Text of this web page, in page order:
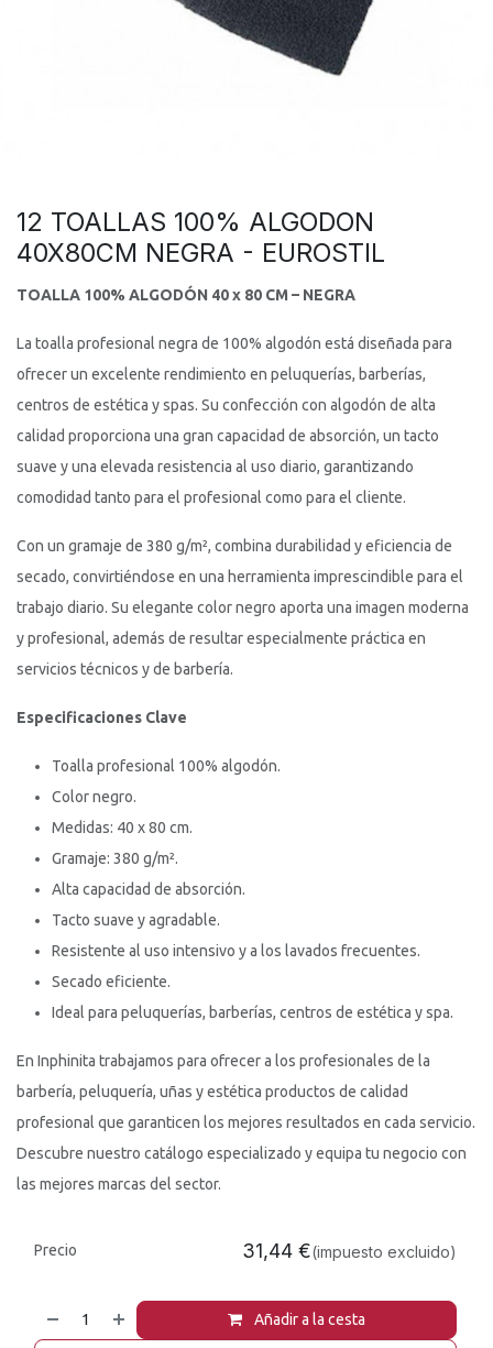
12 TOALLAS 100% ALGODON
40X80CM NEGRA - EUROSTIL
TOALLA 100% ALGODÓN 40 x 80 CM – NEGRA
La toalla profesional negra de 100% algodón está diseñada para
ofrecer un excelente rendimiento en peluquerías, barberías,
centros de estética y spas. Su confección con algodón de alta
calidad proporciona una gran capacidad de absorción, un tacto
suave y una elevada resistencia al uso diario, garantizando
comodidad tanto para el profesional como para el cliente.
Con un gramaje de 380 g/m², combina durabilidad y eficiencia de
secado, convirtiéndose en una herramienta imprescindible para el
trabajo diario. Su elegante color negro aporta una imagen moderna
y profesional, además de resultar especialmente práctica en
servicios técnicos y de barbería.
Especificaciones Clave
Toalla profesional 100% algodón.
Color negro.
Medidas: 40 x 80 cm.
Gramaje: 380 g/m².
Alta capacidad de absorción.
Tacto suave y agradable.
Resistente al uso intensivo y a los lavados frecuentes.
Secado eficiente.
Ideal para peluquerías, barberías, centros de estética y spa.
En Inphinita trabajamos para ofrecer a los profesionales de la
barbería, peluquería, uñas y estética productos de calidad
profesional que garanticen los mejores resultados en cada servicio.
Descubre nuestro catálogo especializado y equipa tu negocio con
las mejores marcas del sector.
Añadir a la cesta
Precio 31,44 €(impuesto excluido)